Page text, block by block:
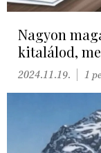
Nagyon
kitalálod,
2024.11.19. 1